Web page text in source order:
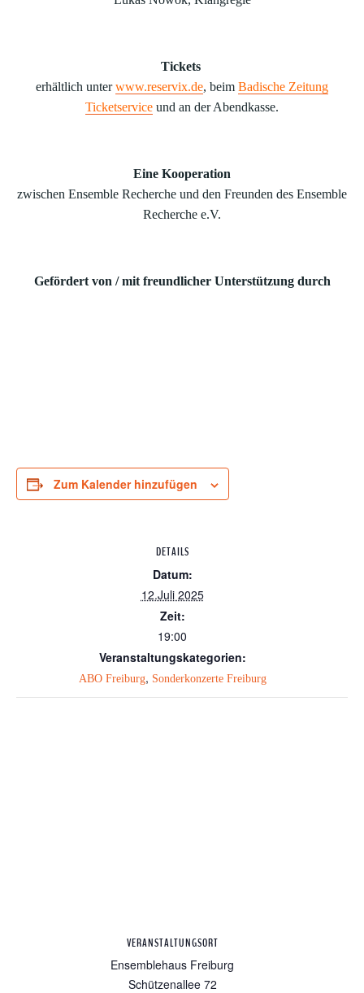
Tickets
erhältlich unterwww.reservix.de, beim Badische Zeitung
Ticketservice und an der Abendkasse.
Eine Kooperation
zwischen Ensemble Recherche und den Freunden des Ensemble
Recherche e.V.
Gefördert von / mit freundlicher Unterstützung durch
Zum Kalender hinzufügen
DETAILS
Datum:
12.Juli 2025
Zeit:
19:00
Veranstaltungskategorien:
ABO Freiburg, Sonderkonzerte Freiburg
VERANSTALTUNGSORT
Ensemblehaus Freiburg
Schützenallee 72